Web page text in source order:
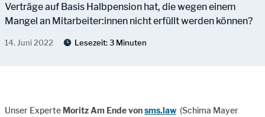
Verträge auf Basis Halbpension hat, die wegen einem
Mangel an Mitarbeiter:innen nicht erfüllt werden können?
14. Juni 2022 Lesezeit:3 Minuten
Unser Experte Moritz Am Ende vonsms.law (Schima Mayer